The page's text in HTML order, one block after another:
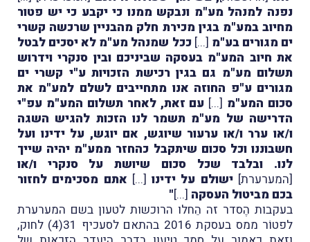
נפנה למנהל מע"מ ונבקש ממנו כי יקבע כי יש פטור
מחיוב במע"מ בגין מכירת חלק מהבניין שרכשה קשרי
ים מגורים בע"מ [...] ככל שמנהל מע"מ לא יסכים לבטל
את חיוב המע"מ בעסקה שביניכם ובין סנקרי וידרוש
תשלום מע"מ גם בגין רכישת הזכויות ע"י קשרי ים
מגורים ע"פ החוזה אנו מתחייבים לשלם למע"מ את
סכום המע"מ [...] עם זאת, לאחר תשלום המע"מ עפ"י
הדרישה של מע"מ תשמר לנו הזכות להגיש השגה
ו/או ערר ו/או ערעור שיוגש, אם יוגש, על ידינו ועל
חשבוננו וכל סכום שיתקבל כהחזר ממע"מ יהיה שייך
לנו. ובלבד שכל סכום שיושת על סנקרי ו/או
[המערערת] ישולם על ידינו [...] אתם מסכימים לחזור
בכם מביטול העסקה [...]
"
בעקבות הֶסדר זה הֵחלו הרוכשות לטעון בשם המערערת
לפטוֹר ממס בעסקת 2016 בהתאם לסעכיף 31(4) לחוק,